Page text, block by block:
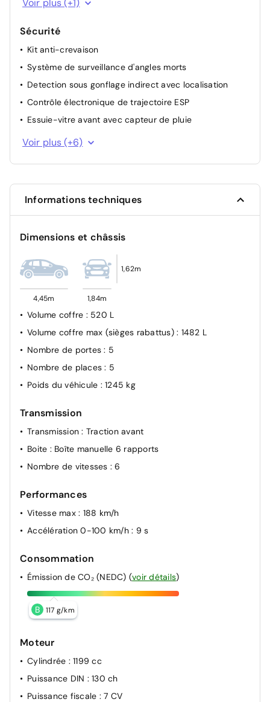
Voir plus (+1)
Sécurité
Kit anti-crevaison
Système de surveillance d'angles morts
Detection sous gonflage indirect avec localisation
Contrôle électronique de trajectoire ESP
Essuie-vitre avant avec capteur de pluie
Sécurité enfant à l'arrière manuel
Verrouillage automatique des ouvrants en roulant
Voir plus (+6)
Informations techniques
Dimensions et châssis
4,45m 1,84m
1,62m
Volume coffre : 520 L
Volume coffre max (sièges rabattus) : 1482 L
Nombre de portes: 5
Nombre de places: 5
Poids du véhicule : 1245 kg
Transmission
Transmission: Traction avant
Boite : Boîte manuelle 6 rapports
Nombre de vitesses : 6
Performances
Vitesse max : 188 km/h
Accélération 0-100 km/h : 9 s
Consommation
Émission de CO₂ (NEDC) (voir détails)
B 117 g/km
Moteur
Cylindrée : 1199 cc
Puissance DIN : 130 ch
Puissance fiscale : 7 CV